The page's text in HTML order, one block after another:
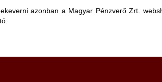
azonban a Magyar Pénzverő Zrt.